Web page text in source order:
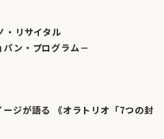
・リサイタル
パン・プログラム－
ージが語る 《オラトリオ「7つの封